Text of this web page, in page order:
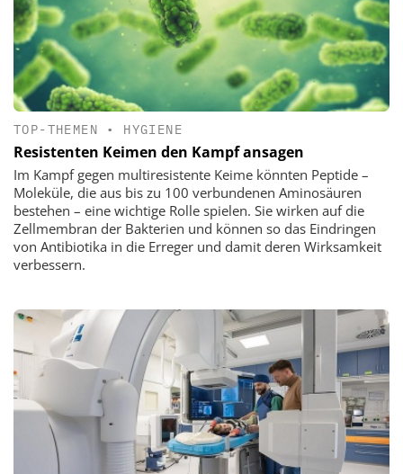
TOP-THEMEN • HYGIENE
Resistenten Keimen den Kampf ansagen
Im Kampf gegen multiresistente Keime könnten Peptide –
Moleküle, die aus bis zu 100 verbundenen Aminosäuren
bestehen – eine wichtige Rolle spielen. Sie wirken auf die
Zellmembran der Bakterien und können so das Eindringen
von Antibiotika in die Erreger und damit deren Wirksamkeit
verbessern.